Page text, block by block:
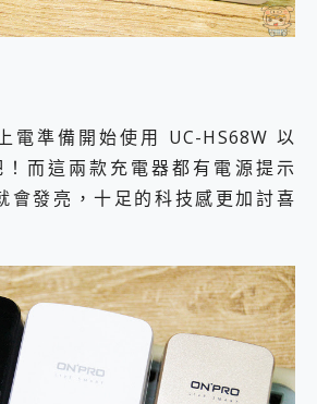
電準備開始使用 UC-HS68W 以
而這兩款充電器都有電源提示
會發亮，十足的科技感更加討喜